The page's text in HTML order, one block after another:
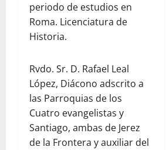
periodo de estudios en
Roma. Licenciatura de
Historia.
Rvdo. Sr. D. Rafael Leal
López, Diácono adscrito a
las Parroquias de los
Cuatro evangelistas y
Santiago, ambas de Jerez
de la Frontera y auxiliar del